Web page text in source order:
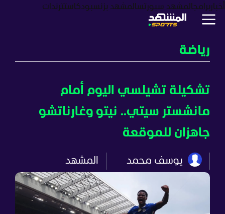
أخبار برامجالمشهد سبورتسالمشهد بزنسبودكاستترندات
رياضة
تشكيلة تشيلسي اليوم أمام
مانشستر سيتي.. نيتو وغارناتشو
جاهزان للموقعة
يوسف محمد المشهد